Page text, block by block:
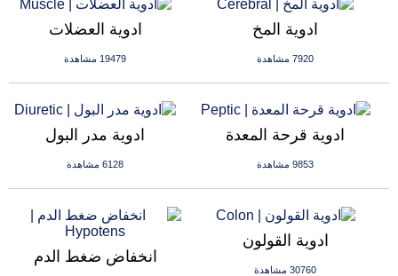
ادوية العضلات
19479 مشاهدة
ادوية المخ
7920 مشاهدة
ادوية مدر البول
6128 مشاهدة
ادوية قرحة المعدة
9853 مشاهدة
انخفاض ضغط الدم
ادوية القولون
30760 مشاهدة